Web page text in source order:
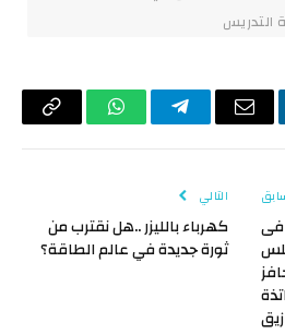
التدريس
البريد
تيلقرام واتسابCopy
فى
التالي
كهرباء بالليزر ..هل نقترب من
ثورة جديدة في عالم الطاقة؟